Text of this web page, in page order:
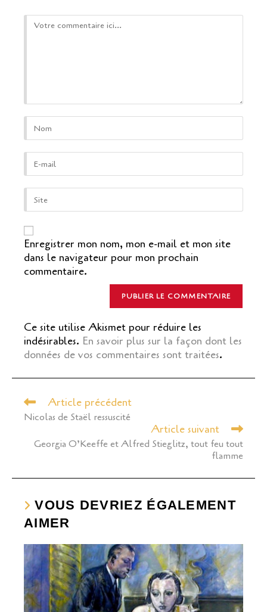
Comment
Enter
your
name
or
username
to
comment
Enter
your
email
address
comment
Saisir
l’URL
de
votre
site
(facultatif)
Enregistrer mon nom, mon e-mail et mon site
dans le navigateur pour mon prochain
commentaire.
Ce site utilise Akismet pour réduire les
indésirables. En savoir plus sur la façon dont les
données de vos commentaires sont traitées.
Read
more
articles
Article précédent
Nicolas de Staël ressuscité
Article suivant
Georgia O’Keeffe et Alfred Stieglitz, tout feu tout
flamme
VOUS DEVRIEZ ÉGALEMENT
AIMER